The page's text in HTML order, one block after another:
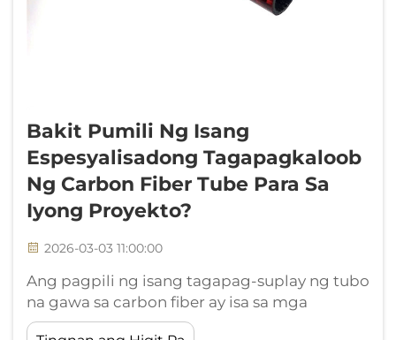
Bakit Pumili Ng Isang
Espesyalisadong Tagapagkaloob
Ng Carbon Fiber Tube Para Sa
Iyong Proyekto?
2026-03-03 11:00:00
Ang pagpili ng isang tagapag-suplay ng tubo
na gawa sa carbon fiber ay isa sa mga
pinakamahalagang desisyon sa anumang